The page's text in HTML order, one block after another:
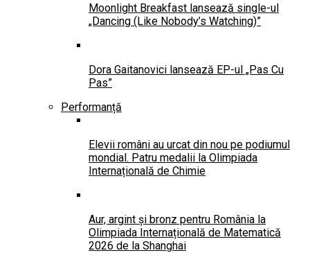
Moonlight Breakfast lansează single-ul
„Dancing (Like Nobody’s Watching)”
Dora Gaitanovici lansează EP-ul „Pas Cu
Pas”
Performanță
Elevii români au urcat din nou pe podiumul
mondial. Patru medalii la Olimpiada
Internațională de Chimie
Aur, argint și bronz pentru România la
Olimpiada Internațională de Matematică
2026 de la Shanghai